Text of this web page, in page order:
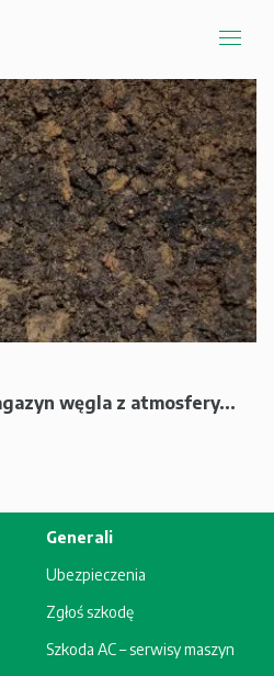
węgla z atmosfery...
Generali
Ubezpieczenia
Zgłoś szkodę
Szkoda AC – serwisy maszyn